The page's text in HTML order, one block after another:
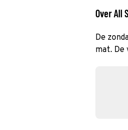
Over All
De
mat. De